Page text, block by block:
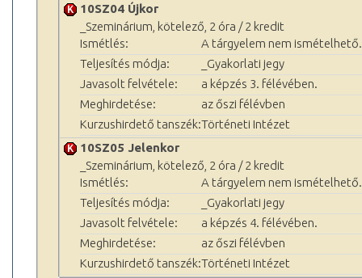
10SZ04 Újkor
_Szeminárium, kötelező, 2 óra / 2 kredit
Ismétlés:
A tárgyelem nem ismételhető.
Teljesítés módja:
_Gyakorlati jegy
Javasolt felvétele:
a képzés 3. félévében.
Meghirdetése:
az őszi félévben
Kurzushirdető tanszék:Történeti Intézet
10SZ05 Jelenkor
_Szeminárium, kötelező, 2 óra / 2 kredit
Ismétlés:
A tárgyelem nem ismételhető.
Teljesítés módja:
_Gyakorlati jegy
Javasolt felvétele:
a képzés 4. félévében.
Meghirdetése:
az őszi félévben
Kurzushirdető tanszék:Történeti Intézet